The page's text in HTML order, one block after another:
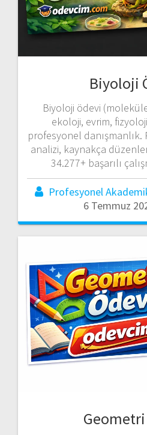
Biyoloji
Biyoloji ödevi
ekoloji, evrim,
profesyonel
analizi, kaynakça
34.277+ başarılı
Profesyonel
6 Temmuz